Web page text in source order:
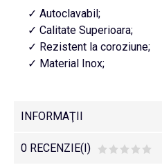
✓ Autoclavabil;
✓ Calitate Superioara;
✓ Rezistent la coroziune;
✓ Material Inox;
INFORMAŢII
0 RECENZIE(I)